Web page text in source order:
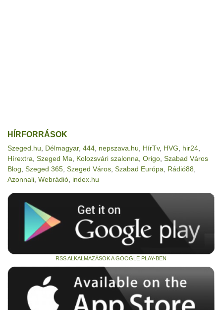
HÍRFORRÁSOK
Szeged.hu Délmagyar, 444 nepszava.hu HírTv, HVG hir24
Hírextra Szeged Ma Kolozsvári szalonna Origo Szabad Város
Blog Szeged 365 Szeged Város Szabad Európa Rádió88
Azonnali Webrádió index.hu
RSS ALKALMAZÁSOK A GOOGLE PLAY-BEN